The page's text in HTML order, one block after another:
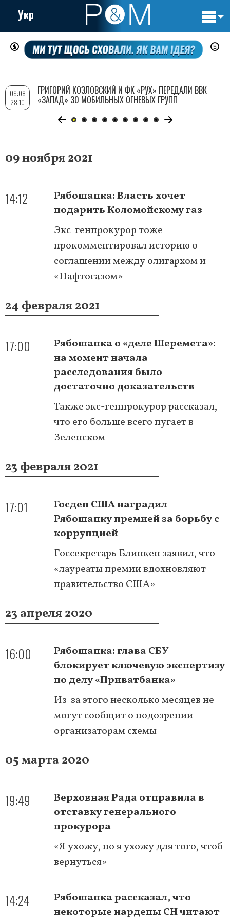
Перейти
содержанию
Укр
09 ноября 2021
14:12
Рябошапка: Власть хочет
подарить Коломойскому газ
Экс-генпрокурор тоже
прокомментировал историю о
соглашении между олигархом и
«Нафтогазом»
24 февраля 2021
17:00
Рябошапка о «деле Шеремета»:
на момент начала
расследования было
достаточно доказательств
Также экс-генпрокурор рассказал,
что его больше всего пугает в
Зеленском
23 февраля 2021
17:01
Госдеп США наградил
Рябошапку премией за борьбу с
коррупцией
Госсекретарь Блинкен заявил, что
«лауреаты премии вдохновляют
правительство США»
23 апреля 2020
16:00
Рябошапка: глава СБУ
блокирует ключевую экспертизу
по делу «Приватбанка»
Из-за этого несколько месяцев не
могут сообщит о подозрении
организаторам схемы
05 марта 2020
19:49
Верховная Рада отправила в
отставку генерального
прокурора
«Я ухожу, но я ухожу для того, чтоб
вернуться»
14:24
Рябошапка рассказал, что
некоторые нардепы СН читают
09:08
28.10
ГРИГОРИЙ КОЗЛОВСКИЙ И ФК «РУХ» ПЕРЕДАЛИ ВВК
«ЗАПАД» 30 МОБИЛЬНЫХ ОГНЕВЫХ ГРУПП